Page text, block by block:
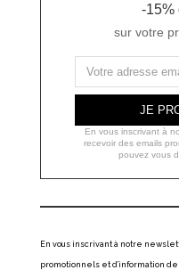
-15%
sur votre
JE
En vous inscrivant à
recevoir des emails
pouvez vous
En vous inscrivant à notre
promotionnels et d’information